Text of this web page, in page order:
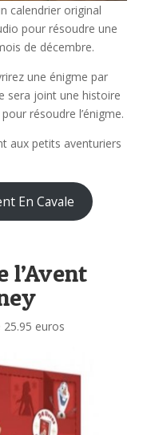
calendrier original
pour résoudre une
de décembre.
une énigme par
sera joint une histoire
résoudre l’énigme.
aux petits aventuriers
En Cavale
l’Avent
25.95 euros